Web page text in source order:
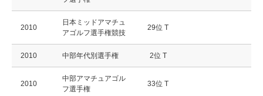
2010
日本ミッドアマチュ
アゴルフ選手権競技
29位 T
2010 中部年代別選手権 2位 T
2010
中部アマチュアゴル
フ選手権
33位 T